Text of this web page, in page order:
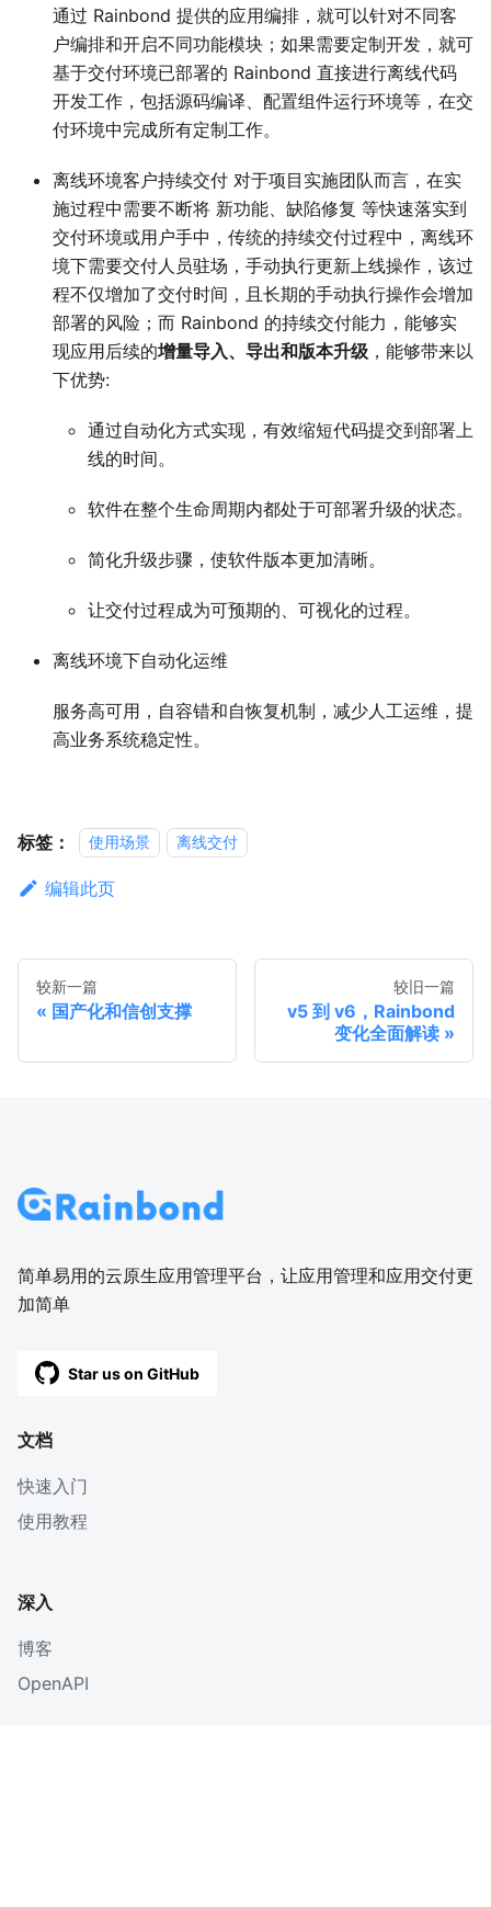
通过 Rainbond 提供的应用编排，就可以针对不同客
户编排和开启不同功能模块；如果需要定制开发，就可
基于交付环境已部署的 Rainbond 直接进行离线代码
开发工作，包括源码编译、配置组件运行环境等，在交
付环境中完成所有定制工作。
离线环境客户持续交付 对于项目实施团队而言，在实
施过程中需要不断将 新功能、缺陷修复 等快速落实到
交付环境或用户手中，传统的持续交付过程中，离线环
境下需要交付人员驻场，手动执行更新上线操作，该过
程不仅增加了交付时间，且长期的手动执行操作会增加
部署的风险；而 Rainbond 的持续交付能力，能够实
现应用后续的增量导入、导出和版本升级 ，能够带来以
下优势:
通过自动化方式实现，有效缩短代码提交到部署上
线的时间。
软件在整个生命周期内都处于可部署升级的状态。
简化升级步骤，使软件版本更加清晰。
让交付过程成为可预期的、可视化的过程。
离线环境下自动化运维
服务高可用，自容错和自恢复机制，减少人工运维，提
高业务系统稳定性。
标签： 使用场景 离线交付
编辑此页
较新一篇
国产化和信创支撑
较旧一篇
v5 到 v6，Rainbond
变化全面解读
简单易用的云原生应用管理平台，让应用管理和应用交付更
加简单
Star us on GitHub
文档
快速入门
使用教程
深入
博客
OpenAPI